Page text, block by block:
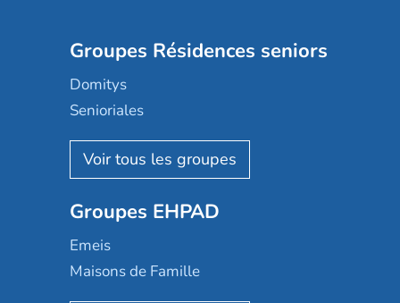
Groupes Résidences seniors
Domitys
Senioriales
Nohée
Les Résidentiels
Mobicap
Domusvi
Happy Senior
Groupes EHPAD
Emeis
Maisons de Famille
Korian